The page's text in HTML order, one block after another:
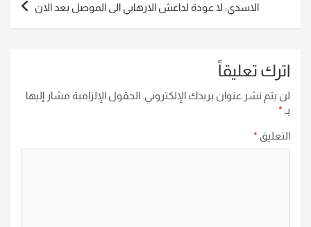
الاسدي: لا عودة لداعش الارهابي الى الموصل بعد الان
اترك تعليقاً
لن يتم نشر عنوان بريدك الإلكتروني. الحقول الإلزامية مشار إليها
بـ *
التعليق *